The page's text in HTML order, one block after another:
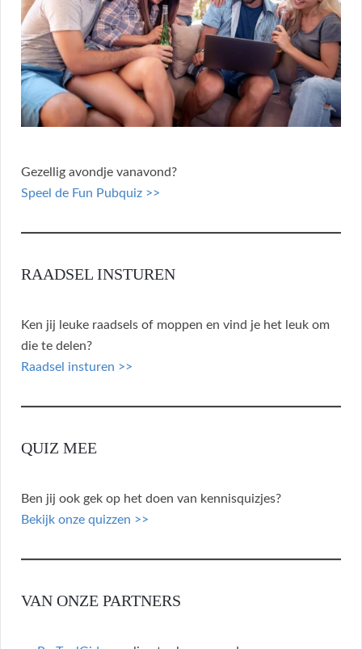
Gezellig avondje vanavond?
Speel de Fun Pubquiz >>
RAADSEL INSTUREN
Ken jij leuke raadsels of moppen en vind je het leuk om
die te delen?
Raadsel insturen >>
QUIZ MEE
Ben jij ook gek op het doen van kennisquizjes?
Bekijk onze quizzen >>
VAN ONZE PARTNERS